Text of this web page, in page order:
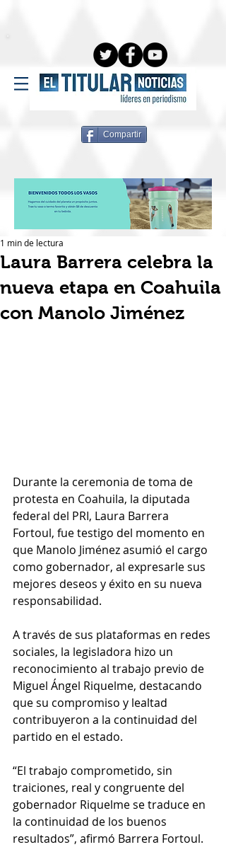
Compartir
Laura Barrera celebra la
nueva etapa en Coahuila
con Manolo Jiménez
1 min de lectura
Durante la ceremonia de toma de
protesta en Coahuila, la diputada
federal del PRI, Laura Barrera
Fortoul, fue testigo del momento en
que Manolo Jiménez asumió el cargo
como gobernador, al expresarle sus
mejores deseos y éxito en su nueva
responsabilidad.
A través de sus plataformas en redes
sociales, la legisladora hizo un
reconocimiento al trabajo previo de
Miguel Ángel Riquelme, destacando
que su compromiso y lealtad
contribuyeron a la continuidad del
partido en el estado.
“El trabajo comprometido, sin
traiciones, real y congruente del
gobernador Riquelme se traduce en
la continuidad de los buenos
resultados”, afirmó Barrera Fortoul.